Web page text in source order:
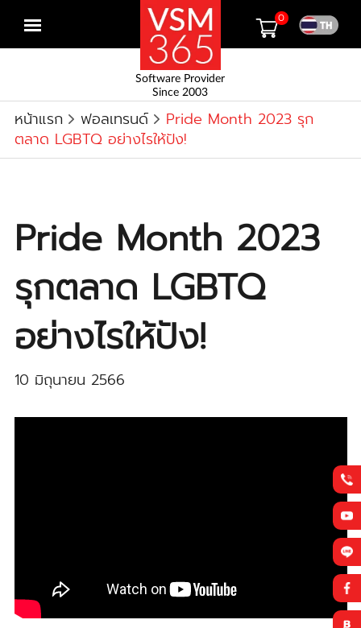
Open
Software Provider
Since 2003
0
หน้าแรก ฟอลเทรนด์
Pride Month 2023 รุก
ตลาด LGBTQ อย่างไรให้ปัง!
Pride Month 2023
รุกตลาด LGBTQ
อย่างไรให้ปัง!
10 มิถุนายน 2566